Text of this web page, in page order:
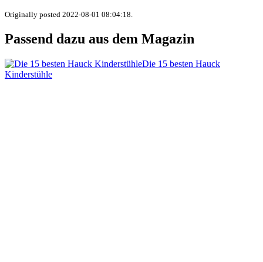
Originally posted 2022-08-01 08:04:18.
Passend dazu aus dem Magazin
Die 15 besten Hauck
Kinderstühle